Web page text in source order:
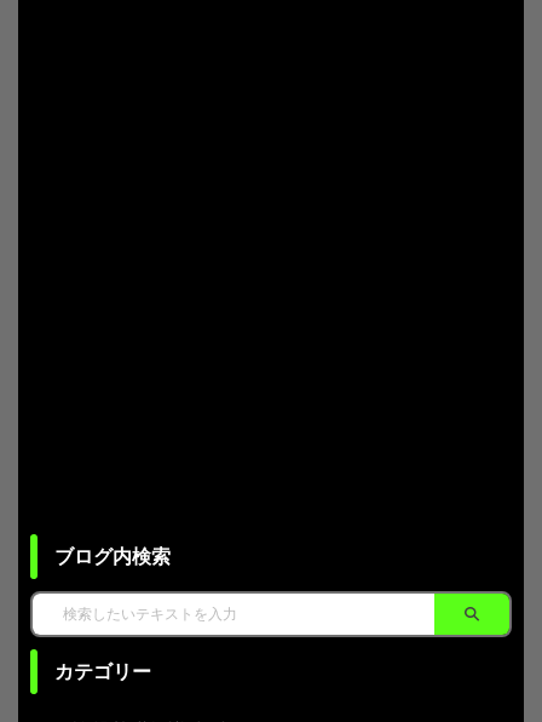
ブログ内検索
カテゴリー